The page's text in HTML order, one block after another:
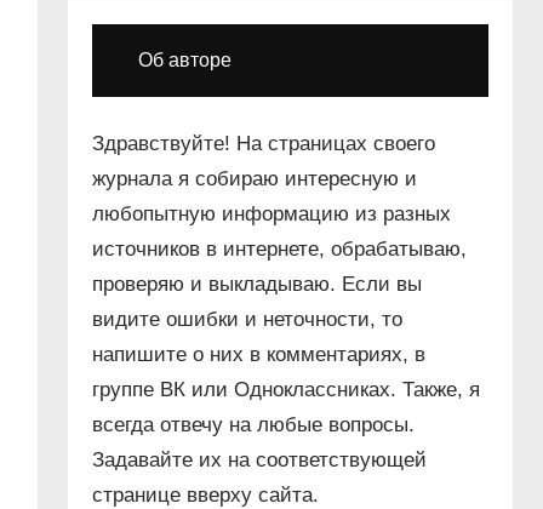
Об авторе
Здравствуйте! На страницах своего
журнала я собираю интересную и
любопытную информацию из разных
источников в интернете, обрабатываю,
проверяю и выкладываю. Если вы
видите ошибки и неточности, то
напишите о них в комментариях, в
группе ВК или Одноклассниках. Также, я
всегда отвечу на любые вопросы.
Задавайте их на соответствующей
странице вверху сайта.